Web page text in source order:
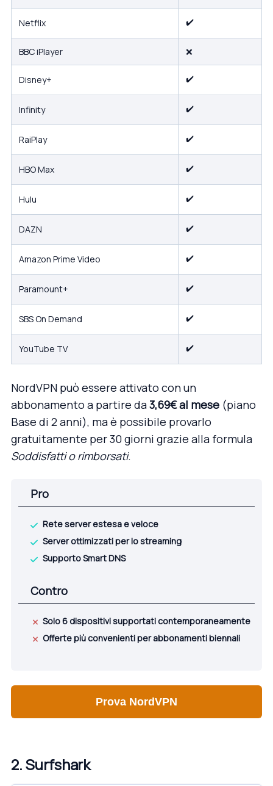
Netflix ✔️
BBC iPlayer ❌
Disney+ ✔️
Infinity ✔️
RaiPlay ✔️
HBO Max ✔️
Hulu ✔️
DAZN ✔️
Amazon Prime Video ✔️
Paramount+ ✔️
SBS On Demand ✔️
YouTube TV ✔️
NordVPN può essere attivato con un
abbonamento a partire da3,69€ al mese (piano
Base di 2 anni), ma è possibile provarlo
gratuitamente per 30 giorni grazie alla formula
Soddisfatti o rimborsati.
Pro
Rete server estesa e veloce
Server ottimizzati per lo streaming
Supporto Smart DNS
Contro
Solo 6 dispositivi supportati contemporaneamente
Offerte più convenienti per abbonamenti biennali
Prova NordVPN
2. Surfshark